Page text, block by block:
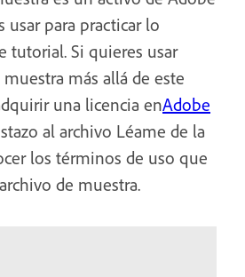
usar para practicar lo
tutorial. Si quieres usar
más allá de este
una licencia enAdobe
al archivo Léame de la
los términos de uso que
de muestra.